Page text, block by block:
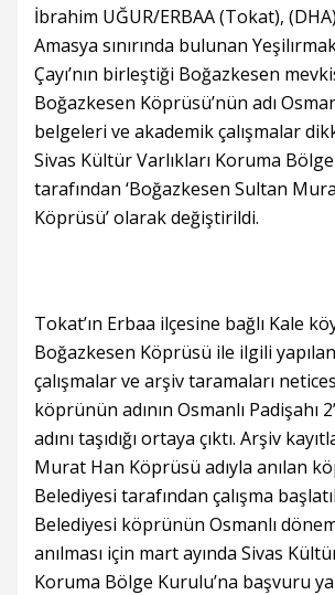
İbrahim UĞUR/ERBAA (Tokat),
Amasya sınırında bulunan
Çayı’nın birleştiği Boğazkesen
Boğazkesen Köprüsü’nün adı
belgeleri ve akademik çalışmalar
Sivas Kültür Varlıkları Koruma
tarafından ‘Boğazkesen Sultan
Köprüsü’ olarak değiştirildi.
Tokat’ın Erbaa ilçesine bağlı Kale
Boğazkesen Köprüsü ile ilgili
çalışmalar ve arşiv taramaları
köprünün adının Osmanlı Padişahı
adını taşıdığı ortaya çıktı. Arşiv
Murat Han Köprüsü adıyla anılan
Belediyesi tarafından çalışma
Belediyesi köprünün Osmanlı
anılması için mart ayında Sivas
Koruma Bölge Kurulu’na başvuru